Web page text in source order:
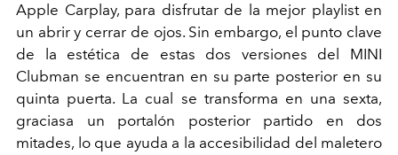
Apple Carplay, para disfrutar de la mejor playlist en
un abrir y cerrar de ojos. Sin embargo, el punto clave
de la estética de estas dos versiones del MINI
Clubman se encuentran en su parte posterior en su
quinta puerta. La cual se transforma en una sexta,
graciasa un portalón posterior partido en dos
mitades, lo que ayuda a la accesibilidad del maletero